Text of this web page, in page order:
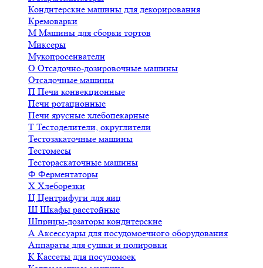
Кондитерские машины для декорирования
Кремоварки
М Машины для сборки тортов
Миксеры
Мукопросеиватели
О Отсадочно-дозировочные машины
Отсадочные машины
П Печи конвекционные
Печи ротационные
Печи ярусные хлебопекарные
Т Тестоделители, округлители
Тестозакаточные машины
Тестомесы
Тестораскаточные машины
Ф Ферментаторы
Х Хлеборезки
Ц Центрифуги для яиц
Ш Шкафы расстойные
Шприцы-дозаторы кондитерские
А Аксессуары для посудомоечного оборудования
Аппараты для сушки и полировки
К Кассеты для посудомоек